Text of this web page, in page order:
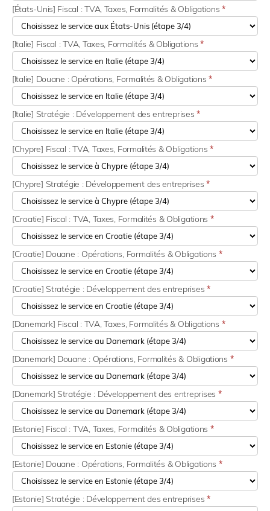
[États-Unis] Fiscal : TVA, Taxes, Formalités & Obligations*
[Italie] Fiscal : TVA, Taxes, Formalités & Obligations*
[Italie] Douane : Opérations, Formalités & Obligations*
[Italie] Stratégie : Développement des entreprises*
[Chypre] Fiscal : TVA, Taxes, Formalités & Obligations*
[Chypre] Stratégie : Développement des entreprises*
[Croatie] Fiscal : TVA, Taxes, Formalités & Obligations *
[Croatie] Douane : Opérations, Formalités & Obligations *
[Croatie] Stratégie : Développement des entreprises *
[Danemark] Fiscal : TVA, Taxes, Formalités & Obligations *
[Danemark] Douane : Opérations, Formalités & Obligations *
[Danemark] Stratégie : Développement des entreprises *
[Estonie] Fiscal : TVA, Taxes, Formalités & Obligations *
[Estonie] Douane : Opérations, Formalités & Obligations *
[Estonie] Stratégie : Développement des entreprises *